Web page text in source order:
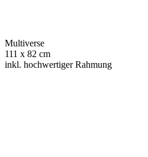
Multiverse
111 x 82 cm
inkl. hochwertiger Rahmung